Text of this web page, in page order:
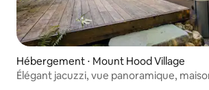
Hébergement ⋅ Mount Hood Village
Élégant jacuzzi, vue panoramique,